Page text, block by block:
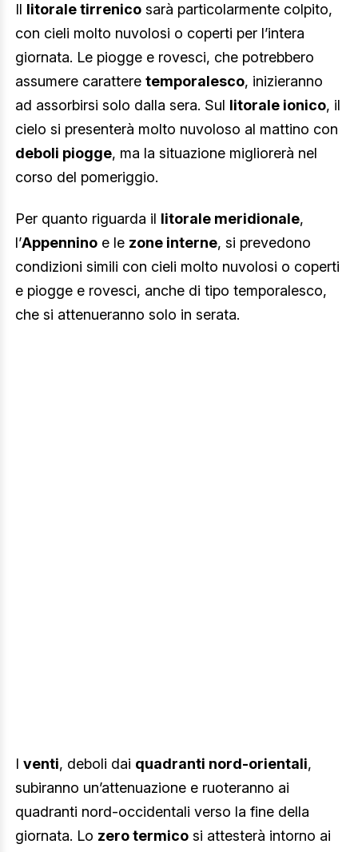
Il litorale tirrenico sarà particolarmente colpito,
con cieli molto nuvolosi o coperti per l’intera
giornata. Le piogge e rovesci, che potrebbero
assumere carattere temporalesco, inizieranno
ad assorbirsi solo dalla sera. Sul litorale ionico, il
cielo si presenterà molto nuvoloso al mattino con
deboli piogge, ma la situazione migliorerà nel
corso del pomeriggio.
Per quanto riguarda il litorale meridionale,
l’Appennino e le zone interne, si prevedono
condizioni simili con cieli molto nuvolosi o coperti
e piogge e rovesci, anche di tipo temporalesco,
che si attenueranno solo in serata.
I venti, deboli dai quadranti nord-orientali,
subiranno un’attenuazione e ruoteranno ai
quadranti nord-occidentali verso la fine della
giornata. Lo zero termico si attesterà intorno ai